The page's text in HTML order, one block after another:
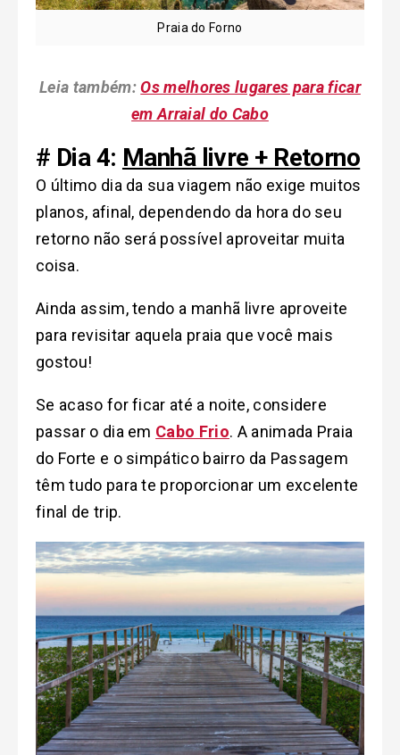
Praia do Forno
Leia também: Os melhores lugares para ficar
em Arraial do Cabo
# Dia 4: Manhã livre + Retorno
O último dia da sua viagem não exige muitos
planos, afinal, dependendo da hora do seu
retorno não será possível aproveitar muita
coisa.
Ainda assim, tendo a manhã livre aproveite
para revisitar aquela praia que você mais
gostou!
Se acaso for ficar até a noite, considere
passar o dia em Cabo Frio. A animada Praia
do Forte e o simpático bairro da Passagem
têm tudo para te proporcionar um excelente
final de trip.